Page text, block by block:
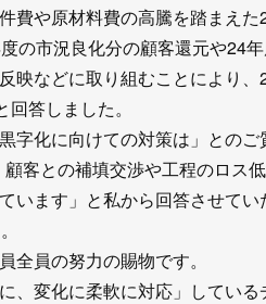
費や原材料費の高騰を踏まえた
の市況良化分の顧客還元や24
映などに取り組むことにより
答しました。
字化に向けての対策は」とのご
客との補填交渉や工程のロス
ます」と私から回答させてい
全員の努力の賜物です。
、変化に柔軟に対応」してい